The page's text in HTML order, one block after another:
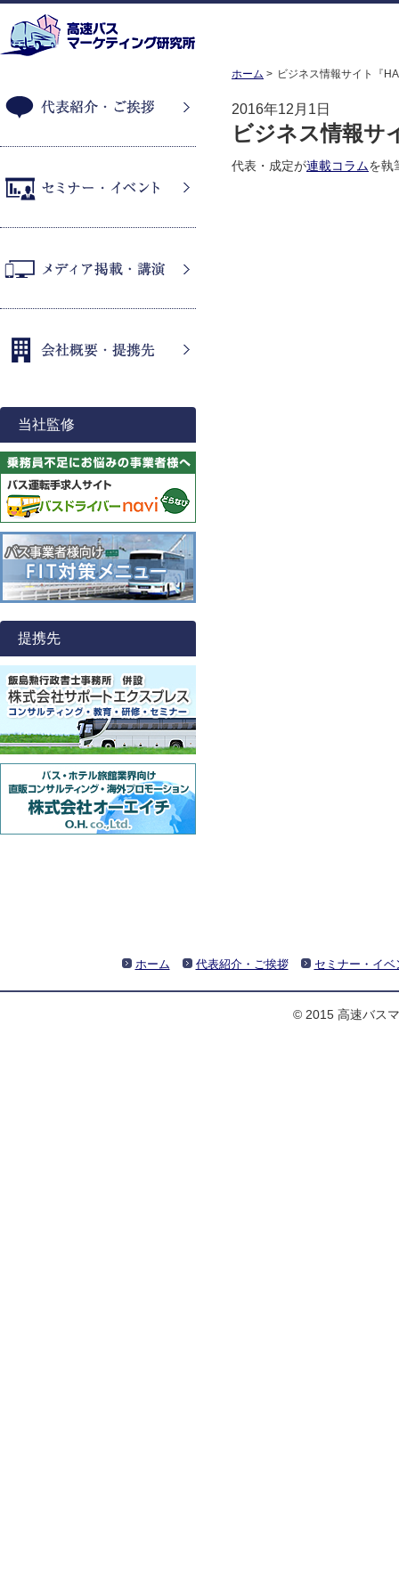
ホーム ビジネス情報サイト『
2016年12月1日
ビジネス情報サ
代表・成定が連載コラムを執
当社監修
提携先
ホーム 代表紹介・ご挨拶 セミナー・イベ
© 2015 高速バス